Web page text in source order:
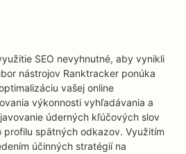
SEO nevyhnutné, aby vynikli
nástrojov Ranktracker ponúka
vašej online
výkonnosti vyhľadávania a
úderných kľúčových slov
profilu spätných odkazov. Využitím
účinných stratégií na